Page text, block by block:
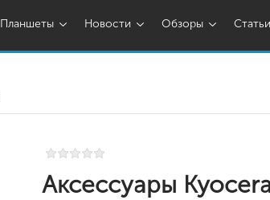
Планшеты Новости Обзоры Статьи
Аксессуары